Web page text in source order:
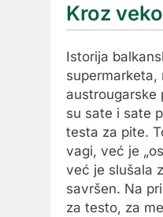
Kroz
Istorija
supermarketa,
austrougarske
su sate i sate
testa za pite.
vagi, već je
već je slušala
savršen. Na
za testo, za